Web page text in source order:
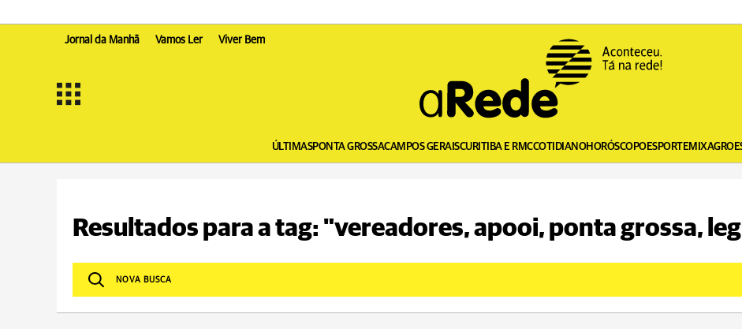
Jornal da Manhã Vamos Ler Viver Bem
ÚLTIMASPONTA GROSSACAMPOS GERAISCURITIBA E RMCCOTIDIANOHORÓSCOPOESPORTEMIXAGRO
Resultados para a tag: "vereadores, apooi, ponta grossa,